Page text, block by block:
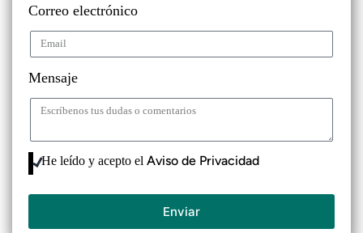
Correo electrónico
Mensaje
He leído y acepto el Aviso de Privacidad
Enviar